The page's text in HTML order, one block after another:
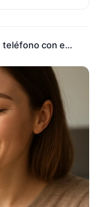
Optimiza la memoria de tu teléfono con estas apps gratuitas